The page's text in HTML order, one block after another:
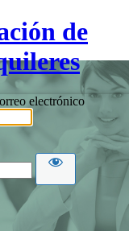
de
electrónico